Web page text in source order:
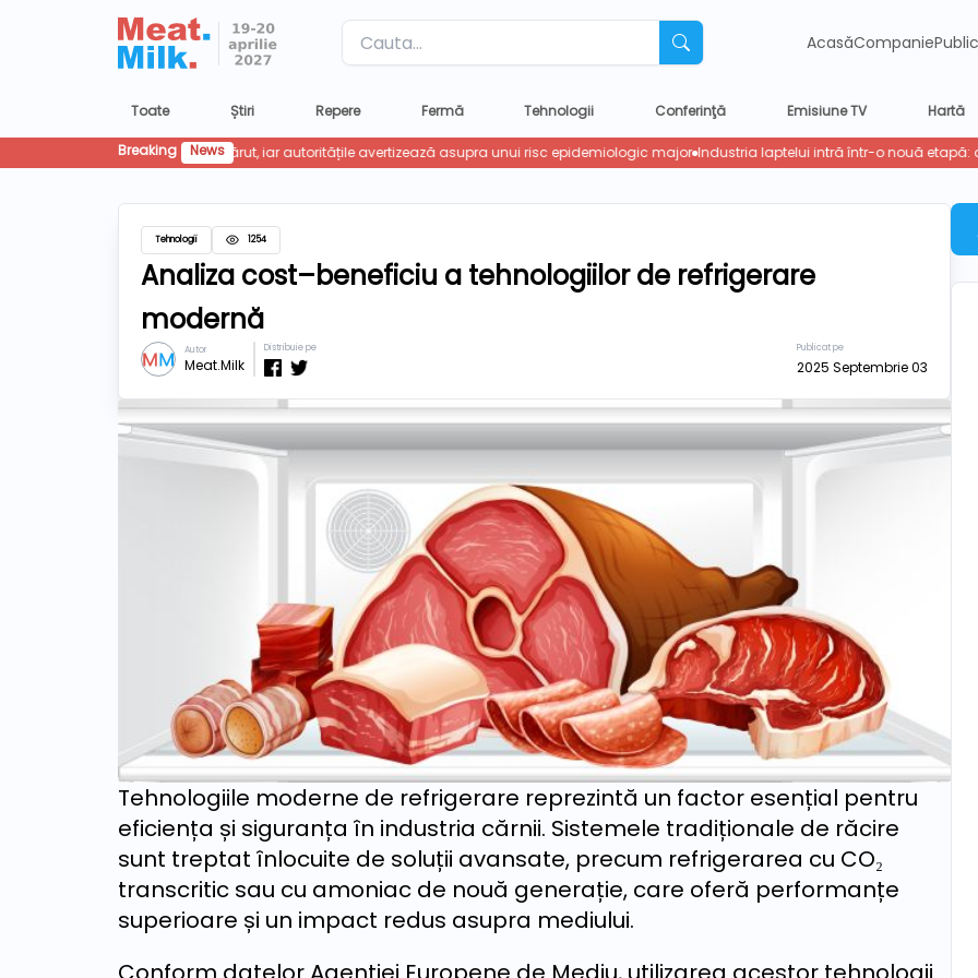
Label AcasăCompanie
Toate Știri Repere Fermă Tehnologii Conferinţă Emisiune TV Hartă
Breaking News
Tehnologii 1254
Analiza cost–beneficiu a tehnologiilor de refrigerare
modernă
Autor
Meat.Milk
Distribuie pe Publicat pe
2025 Septembrie 03
Tehnologiile moderne de refrigerare reprezintă un factor esențial pentru
eficiența și siguranța în industria cărnii. Sistemele tradiționale de răcire
sunt treptat înlocuite de soluții avansate, precum refrigerarea cu CO₂
transcritic sau cu amoniac de nouă generație, care oferă performanțe
superioare și un impact redus asupra mediului.